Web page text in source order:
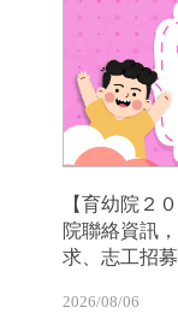
【育幼院２
院聯絡資訊
求、志工招募
2026/08/06